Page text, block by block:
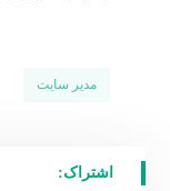
مدیر سایت